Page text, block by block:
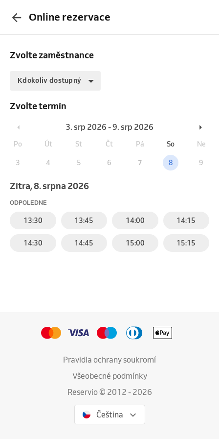
Online rezervace
Zvolte zaměstnance
Kdokoliv dostupný
Zvolte termín
3. srp 2026 - 9. srp 2026
Po Út St Čt Pá So Ne
3 4 5 6 7 8 9
Zítra, 8. srpna 2026
ODPOLEDNE
13:30 13:45 14:00 14:15
14:30 14:45 15:00 15:15
Pravidla ochrany soukromí
Všeobecné podmínky
Reservio © 2012 - 2026
Čeština